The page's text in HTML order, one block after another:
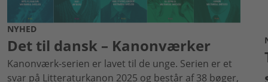
NYHED
Det til dansk – Kanonværker
Kanonværk-serien er lavet til de unge. Serien er et
svar på Litteraturkanon 2025 og består af 38 bøger,